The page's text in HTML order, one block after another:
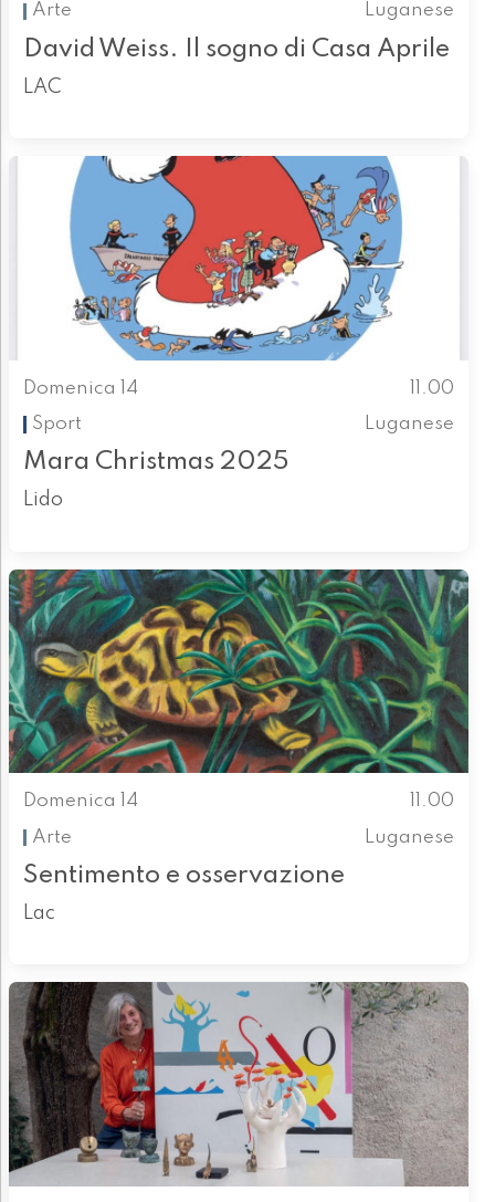
Arte
Luganese
David Weiss. Il sogno di Casa Aprile
LAC
Domenica 14
11.00
Sport
Luganese
Mara Christmas 2025
Lido
Domenica 14
11.00
Arte
Luganese
Sentimento e osservazione
Lac